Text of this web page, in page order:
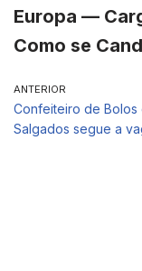
Europa —
Como se
ANTERIOR
Confeiteiro de Bolos
Salgados segue a